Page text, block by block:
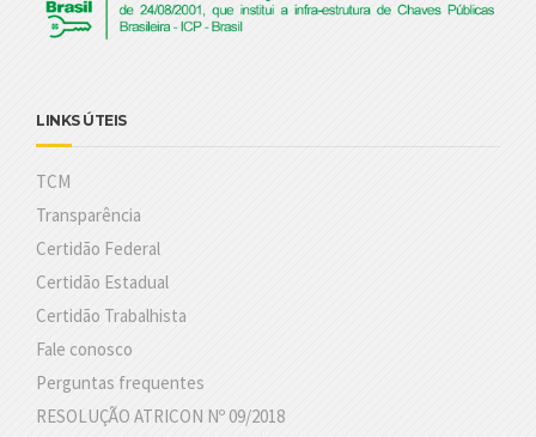
LINKS ÚTEIS
TCM
Transparência
Certidão Federal
Certidão Estadual
Certidão Trabalhista
Fale conosco
Perguntas frequentes
RESOLUÇÃO ATRICON Nº 09/2018